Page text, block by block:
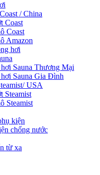
/ China
Coast
Coast
Amazon
hơi
Sauna Thương Mại
Sauna Gia Đình
USA
Steamist
Steamist
kiện
chống nước
từ xa